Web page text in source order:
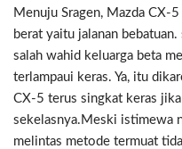
Menuju Sragen, Mazda CX-
berat yaitu jalanan
salah wahid keluarga beta
terlampaui keras. Ya, itu
CX-5 terus singkat keras
sekelasnya.Meski istimewa
melintas metode termuat